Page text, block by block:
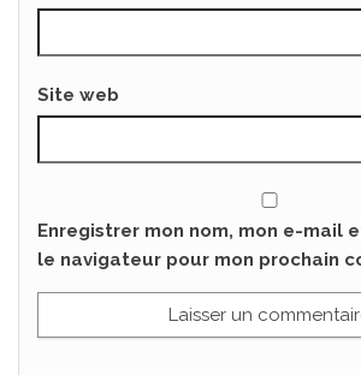
Site web
Enregistrer mon nom, mon e-mail
le navigateur pour mon prochain